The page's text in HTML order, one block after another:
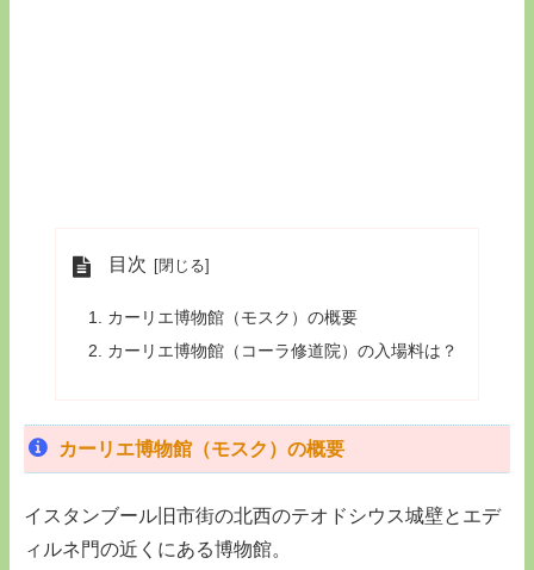
目次
カーリエ博物館（モスク）の概要
カーリエ博物館（コーラ修道院）の入場料は？
カーリエ博物館（モスク）の概要
イスタンブール旧市街の北西のテオドシウス城壁とエデ
ィルネ門の近くにある博物館。